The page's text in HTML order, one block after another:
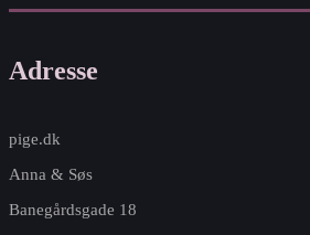
Adresse
pige.dk
Anna & Søs
Banegårdsgade 18